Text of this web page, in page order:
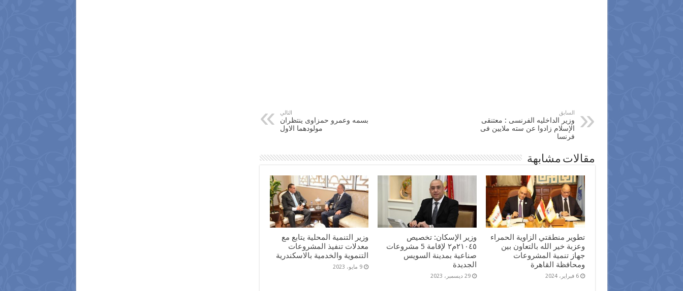
السابق
وزير الداخليه الفرنسى : معتنقى
الإسلام زادوا عن سته ملايين فى
فرنسا
التالي
بسمه وعمرو حمزاوى ينتظران
مولودهما الاول
مقالات مشابهة
تطوير منطقتي الزاوية الحمراء
وعزبة خير الله بالتعاون بين
جهاز تنمية المشروعات
ومحافظة القاهرة
6 فبراير، 2024
وزير الإسكان: تخصيص
٢١٠٤٥م٢ لإقامة 5 مشروعات
صناعية بمدينة السويس
الجديدة
29 ديسمبر، 2023
وزير التنمية المحلية يتابع مع
معدلات تنفيذ المشروعات
التنموية والخدمية بالاسكندرية
9 مايو، 2023